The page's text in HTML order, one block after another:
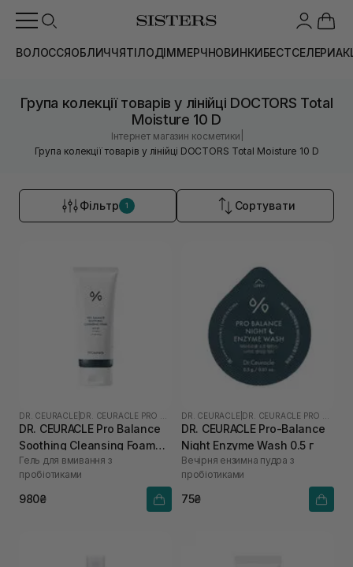
ВОЛОССЯОБЛИЧЧЯТІЛОДІММЕРЧНОВИНКИБЕСТСЕЛЕРИ
Група колекції товарів у лінійці DOCTORS Total
Moisture 10 D
Інтернет магазин косметики
Група колекції товарів у лінійці DOCTORS Total Moisture 10 D
Фільтр 1 Сортувати
DR. CEURACLE
DR. CEURACLE Pro Balance
Soothing Cleansing Foam
150 мл
Гель для вмивання з
пробіотиками
980₴
DR. CEURACLE
DR. CEURACLE Pro-Balance
Night Enzyme Wash 0.5 г
Вечірня ензимна пудра з
пробіотиками
75₴